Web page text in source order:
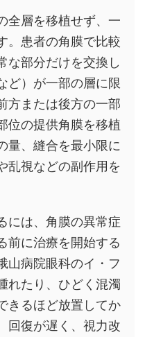
全層を移植せず、一
。患者の角膜で比較
な部分だけを交換し
ど）が一部の層に限
方または後方の一部
位の提供角膜を移植
量、縫合を最小限に
乱視などの副作用を
には、角膜の異常症
前に治療を開始する
山病院眼科のイ・フ
れたり、ひどく混濁
きるほど放置してか
回復が遅く、視力改